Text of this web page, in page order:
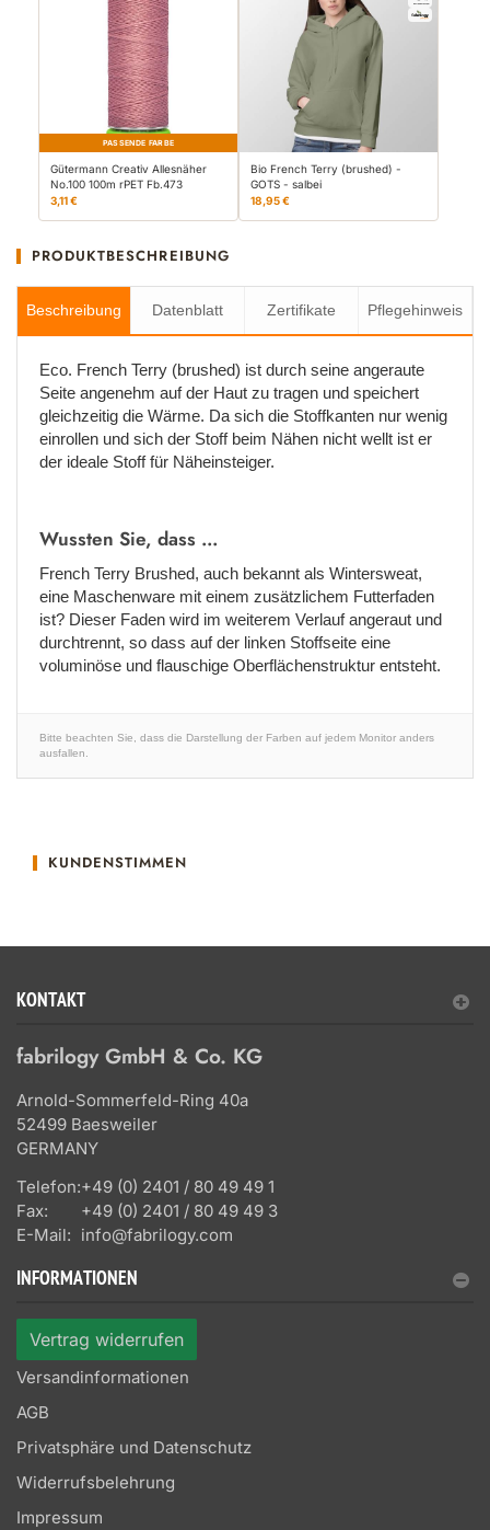
PASSENDE FARBE
Gütermann Creativ Allesnäher
No.100 100m rPET Fb.473
3,11 €
Bio French Terry (brushed) -
GOTS - salbei
18,95 €
PRODUKTBESCHREIBUNG
Beschreibung Datenblatt Zertifikate Pflegehinweis
Eco. French Terry (brushed) ist durch seine angeraute
Seite angenehm auf der Haut zu tragen und speichert
gleichzeitig die Wärme. Da sich die Stoffkanten nur wenig
einrollen und sich der Stoff beim Nähen nicht wellt ist er
der ideale Stoff für Näheinsteiger.
Wussten Sie, dass ...
French Terry Brushed, auch bekannt als Wintersweat,
eine Maschenware mit einem zusätzlichem Futterfaden
ist? Dieser Faden wird im weiterem Verlauf angeraut und
durchtrennt, so dass auf der linken Stoffseite eine
voluminöse und flauschige Oberflächenstruktur entsteht.
Bitte beachten Sie, dass die Darstellung der Farben auf jedem Monitor anders
ausfallen.
KUNDENSTIMMEN
KONTAKT
fabrilogy GmbH & Co. KG
Arnold-Sommerfeld-Ring 40a
52499 Baesweiler
GERMANY
Telefon:+49 (0) 2401 / 80 49 49 1
Fax:
+49 (0) 2401 / 80 49 49 3
E-Mail: info@fabrilogy.com
INFORMATIONEN
Vertrag widerrufen
Versandinformationen
AGB
Privatsphäre und Datenschutz
Widerrufsbelehrung
Impressum